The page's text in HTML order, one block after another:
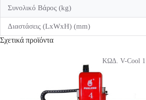
Συνολικό Βάρος (kg)
Διαστάσεις (LxWxH) (mm)
Σχετικά προϊόντα
ΚΩΔ. V-Cool 1